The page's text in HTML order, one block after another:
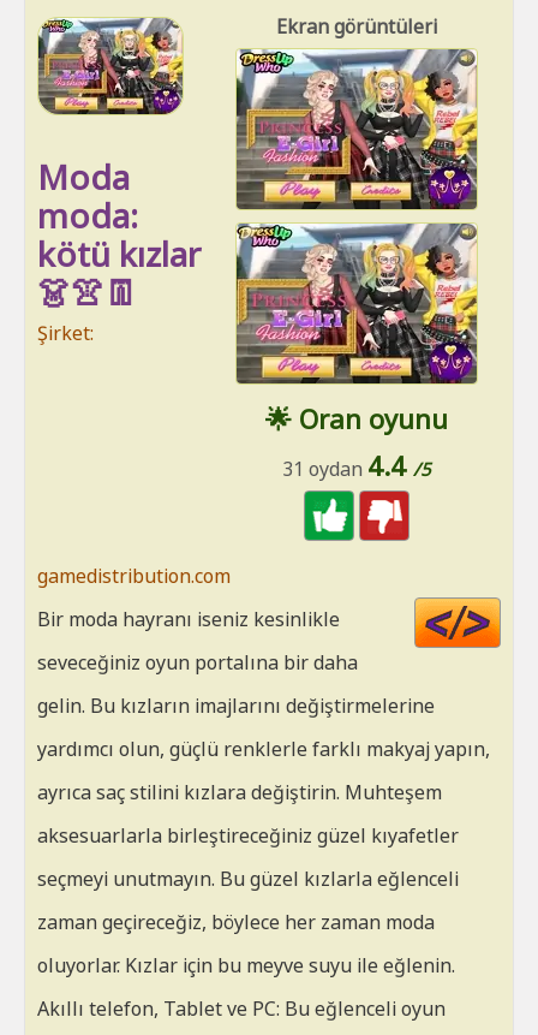
Ekran görüntüleri
🌟 Oran oyunu
31 oydan 4.4 /5
Moda
moda:
kötü kızlar
👗👚👖
Şirket:
gamedistribution.com
Bir moda hayranı iseniz kesinlikle
seveceğiniz oyun portalına bir daha
gelin. Bu kızların imajlarını değiştirmelerine
yardımcı olun, güçlü renklerle farklı makyaj yapın,
ayrıca saç stilini kızlara değiştirin. Muhteşem
aksesuarlarla birleştireceğiniz güzel kıyafetler
seçmeyi unutmayın. Bu güzel kızlarla eğlenceli
zaman geçireceğiz, böylece her zaman moda
oluyorlar. Kızlar için bu meyve suyu ile eğlenin.
Akıllı telefon, Tablet ve PC: Bu eğlenceli oyun